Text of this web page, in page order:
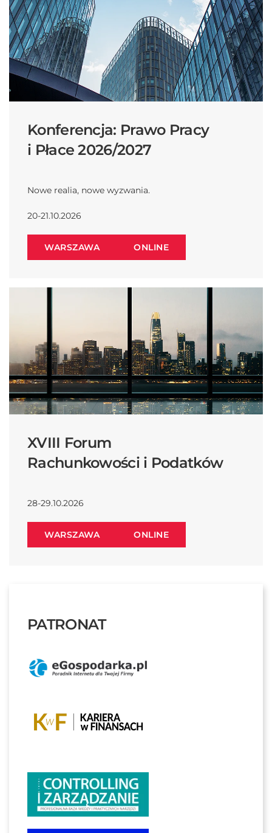
Konferencja: Prawo Pracy
i Płace 2026/2027
Nowe realia, nowe wyzwania.
20-21.10.2026
WARSZAWA ONLINE
XVIII Forum
Rachunkowości i Podatków
28-29.10.2026
WARSZAWA ONLINE
PATRONAT